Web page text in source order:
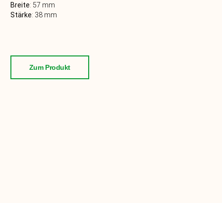
Breite: 57 mm
Stärke: 38 mm
Zum Produkt